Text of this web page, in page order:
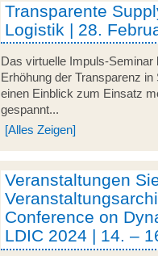
Transparente
Logistik | 28.
Das virtuelle Impuls-Seminar
Erhöhung der Transparenz
einen Einblick zum Einsatz
gespannt...
[Alles Zeigen]
Veranstaltungen
Conference on
LDIC 2024 | 14. –